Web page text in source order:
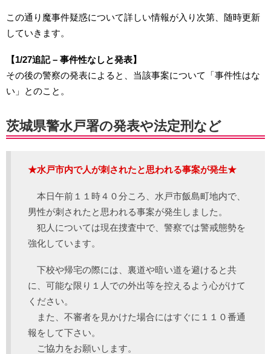
この通り魔事件疑惑について詳しい情報が入り次第、随時更新
していきます。
【1/27追記 – 事件性なしと発表】
その後の警察の発表によると、当該事案について「事件性はな
い」とのこと。
茨城県警水戸署の発表や法定刑など
★水戸市内で人が刺されたと思われる事案が発生★
本日午前１１時４０分ころ、水戸市飯島町地内で、
男性が刺されたと思われる事案が発生しました。
犯人については現在捜査中で、警察では警戒態勢を
強化しています。
下校や帰宅の際には、裏道や暗い道を避けると共
に、可能な限り１人での外出等を控えるよう心がけて
ください。
また、不審者を見かけた場合にはすぐに１１０番通
報をして下さい。
ご協力をお願いします。